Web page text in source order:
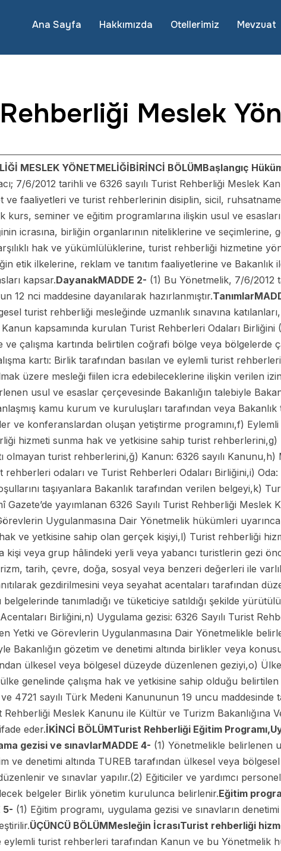
Ana Sayfa Hakkımızda Otellerimiz Mevzuat
Meslek
MESLEK YÖNETMELİĞİBİRİNCİ BÖLÜMBaşlangıç
7/6/2012 tarihli ve 6326 sayılı Turist Rehberliği Meslek
ve faaliyetleri ve turist rehberlerinin disiplin, sicil,
kurs, seminer ve eğitim programlarına ilişkin usul ve
icrasına, birliğin organlarının niteliklerine ve seçimlerine,
hak ve yükümlülüklerine, turist rehberliği hizmetine
etik ilkelerine, reklam ve tanıtım faaliyetlerine ve Bakanlık
kapsar.DayanakMADDE 2- (1) Bu Yönetmelik, 7/6/2012
12 nci maddesine dayanılarak hazırlanmıştır.Tanımlar
turist rehberliği mesleğinde uzmanlık sınavına
Kanun kapsamında kurulan Turist Rehberleri Odaları
ve çalışma kartında belirtilen coğrafi bölge veya bölgelerde
kartı: Birlik tarafından basılan ve eylemli turist
üzere mesleği fiilen icra edebileceklerine ilişkin verilen
usul ve esaslar çerçevesinde Bakanlığın talebiyle
kamu kurum ve kuruluşları tarafından veya
ve konferanslardan oluşan yetiştirme programını,f)
hizmeti sunma hak ve yetkisine sahip turist
olmayan turist rehberlerini,ğ) Kanun: 6326 sayılı
rehberleri odaları ve Turist Rehberleri Odaları Birliğini,i)
taşıyanlara Bakanlık tarafından verilen belgeyi,k)
Gazete’de yayımlanan 6326 Sayılı Turist Rehberliği
Uygulanmasına Dair Yönetmelik hükümleri
ve yetkisine sahip olan gerçek kişiyi,l) Turist rehberliği
kişi veya grup hâlindeki yerli veya yabancı turistlerin gezi
tarih, çevre, doğa, sosyal veya benzeri değerleri ile
gezdirilmesini veya seyahat acentaları tarafından
belgelerinde tanımladığı ve tüketiciye satıldığı şekilde
Birliğini,n) Uygulama gezisi: 6326 Sayılı Turist
Yetki ve Görevlerin Uygulanmasına Dair Yönetmelikle
Bakanlığın gözetim ve denetimi altında birlikler veya
ülkesel veya bölgesel düzeyde düzenlenen geziyi,o)
ülke genelinde çalışma hak ve yetkisine sahip olduğu
4721 sayılı Türk Medeni Kanununun 19 uncu maddesinde
Rehberliği Meslek Kanunu ile Kültür ve Turizm Bakanlığına
eder.İKİNCİ BÖLÜMTurist Rehberliği Eğitim Programı,
gezisi ve sınavlarMADDE 4- (1) Yönetmelikle belirlenen
ve denetimi altında TUREB tarafından ülkesel veya
ve sınavlar yapılır.(2) Eğiticiler ve yardımcı
belgeler Birlik yönetim kurulunca belirlenir.Eğitim
5- (1) Eğitim programı, uygulama gezisi ve sınavların
ÜÇÜNCÜ BÖLÜMMesleğin İcrasıTurist rehberliği
eylemli turist rehberleri tarafından Kanun ve bu Yönetmelik